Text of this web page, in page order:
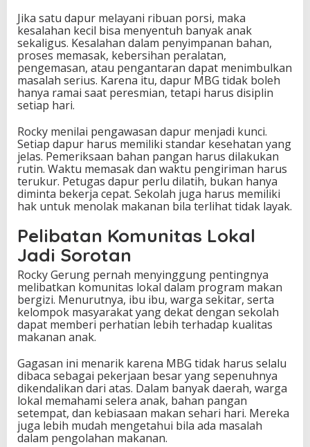
Jika satu dapur melayani ribuan porsi, maka
kesalahan kecil bisa menyentuh banyak anak
sekaligus. Kesalahan dalam penyimpanan bahan,
proses memasak, kebersihan peralatan,
pengemasan, atau pengantaran dapat menimbulkan
masalah serius. Karena itu, dapur MBG tidak boleh
hanya ramai saat peresmian, tetapi harus disiplin
setiap hari.
Rocky menilai pengawasan dapur menjadi kunci.
Setiap dapur harus memiliki standar kesehatan yang
jelas. Pemeriksaan bahan pangan harus dilakukan
rutin. Waktu memasak dan waktu pengiriman harus
terukur. Petugas dapur perlu dilatih, bukan hanya
diminta bekerja cepat. Sekolah juga harus memiliki
hak untuk menolak makanan bila terlihat tidak layak.
Pelibatan Komunitas Lokal
Jadi Sorotan
Rocky Gerung pernah menyinggung pentingnya
melibatkan komunitas lokal dalam program makan
bergizi. Menurutnya, ibu ibu, warga sekitar, serta
kelompok masyarakat yang dekat dengan sekolah
dapat memberi perhatian lebih terhadap kualitas
makanan anak.
Gagasan ini menarik karena MBG tidak harus selalu
dibaca sebagai pekerjaan besar yang sepenuhnya
dikendalikan dari atas. Dalam banyak daerah, warga
lokal memahami selera anak, bahan pangan
setempat, dan kebiasaan makan sehari hari. Mereka
juga lebih mudah mengetahui bila ada masalah
dalam pengolahan makanan.